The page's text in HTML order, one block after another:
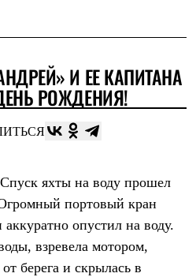
И ЕЕ КАПИТАНА
РОЖДЕНИЯ!
яхты на воду прошел
портовый кран
опустил на воду.
взревела мотором,
берега и скрылась в